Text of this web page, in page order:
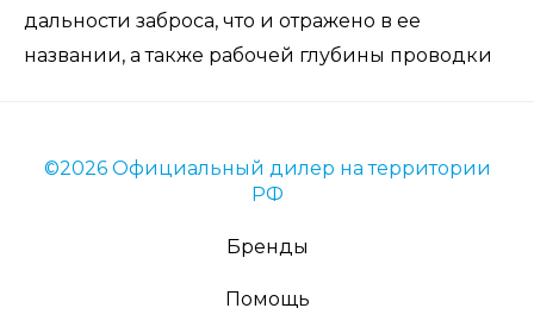
дальности заброса, что и отражено в ее
названии, а также рабочей глубины проводки
©2026 Официальный дилер на территории
РФ
Бренды
Помощь